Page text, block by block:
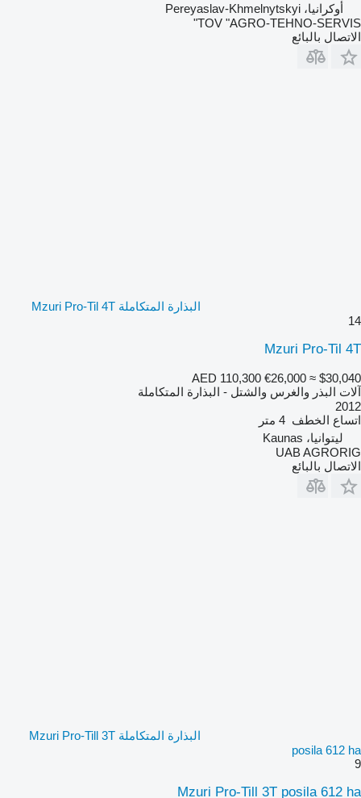
أوكرانيا، Pereyaslav-Khmelnytskyi
TOV "AGRO-TEHNO-SERVIS"
الاتصال بالبائع
البذارة المتكاملة Mzuri Pro-Til 4T
14
Mzuri Pro-Til 4T
AED 110,300 €26,000 ≈ $30,040
آلات البذر والغرس والشتل - البذارة المتكاملة
2012
اتساع الخطف 4 متر
ليتوانيا، Kaunas
UAB AGRORIG
الاتصال بالبائع
البذارة المتكاملة Mzuri Pro-Till 3T
posila 612 ha
9
Mzuri Pro-Till 3T posila 612 ha